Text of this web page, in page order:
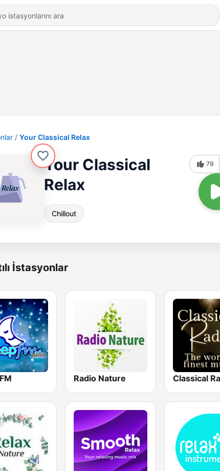
Your Classical Relax
Your Classical
Relax
Chillout
79
İstasyonlar
Radio Nature